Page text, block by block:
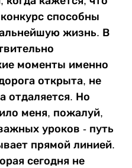
способны
жизнь. В
моменты именно
открыта, не
отдаляется. Но
меня, пожалуй,
уроков - путь
прямой линией.
сегодня не